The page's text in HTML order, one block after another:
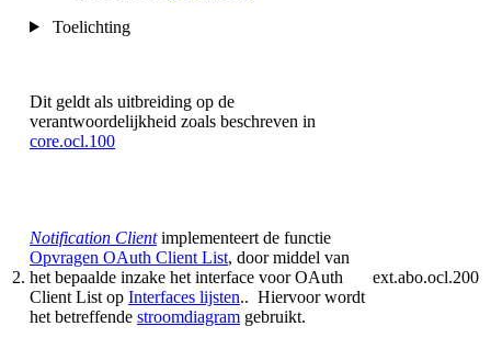
Toelichting
Dit geldt als uitbreiding op de
verantwoordelijkheid zoals beschreven in
core.ocl.100
2.
Notification Clientimplementeert de functie
Opvragen OAuth Client List, door middel van
het bepaalde inzake het interface voor OAuth
Client List op Interfaces lijsten.. Hiervoor wordt
het betreffende stroomdiagram gebruikt.
ext.abo.ocl.200